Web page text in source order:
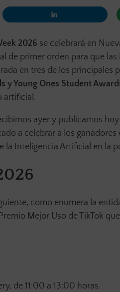
2026 se celebrará en
de primer orden para que
en tres de los principales
y Young Ones Student
artificial.
ayer y publicamos
a celebrar a los
la Inteligencia Artificial en la
como enumera la
Mejor Uso de TikTok
de 11:00 a 13:00 horas.